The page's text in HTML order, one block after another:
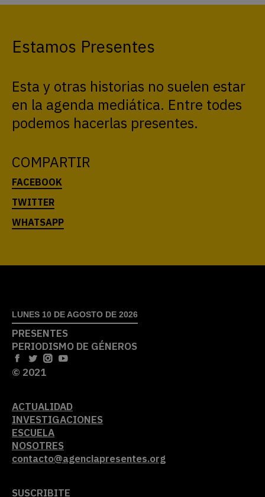
Estamos Presentes
Esta y otras historias no suelen estar
en la agenda mediática. Entre todes
podemos hacerlas presentes.
COMPARTIR
LUNES 10 DE AGOSTO DE 2026
PRESENTES
PERIODISMO DE GÉNEROS
© 2021
ACTUALIDAD
INVESTIGACIONES
ESCUELA
NOSOTRES
contacto@agenciapresentes.org
SUSCRIBITE